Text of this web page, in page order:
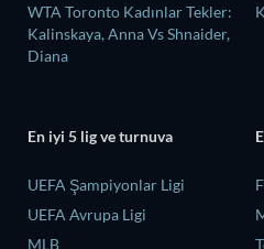
WTA Toronto Kadınlar Tekler:
Kalinskaya, Anna Vs Shnaider,
Diana
En iyi 5 lig ve turnuva
UEFA Şampiyonlar Ligi
UEFA Avrupa Ligi
MLB